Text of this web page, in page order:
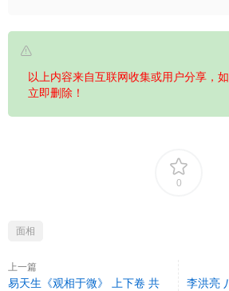
以上内容来自互联网收集或用户分享，
立即删除！
0
面相
上一篇
易天生《观相于微》 上下卷 共
李洪亮